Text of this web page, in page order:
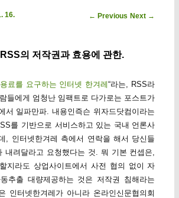
Post navigation
← Previous Next →
의 저작권과 효용에 관한.
16.
료를 요구하는 인터넷 한겨레“라는, RSS라
들에게 엄청난 임팩트로 다가로는 포스트가
서 일파만파. 내용인즉슨 위자드닷컴이라는
를 기반으로 서비스하고 있는 국내 언론사
, 인터넷한겨레 측에서 연락을 해서 당신들
내려달라고 요청했다는 것. 뭐 기본 컨셉은,
지라도 상업사이트에서 사전 협의 없이 자
추출 대량제공하는 것은 저작권 침해라는
인터넷한겨레가 아니라 온라인신문협의회